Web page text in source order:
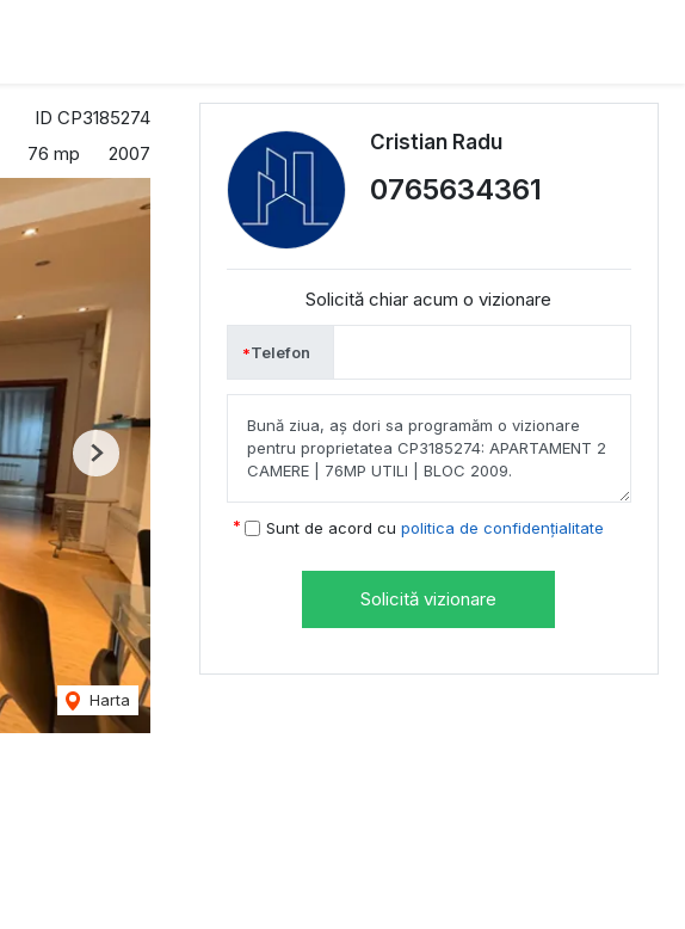
ID CP3185274
76 mp 2007
Harta
Next
Cristian Radu
0765634361
Solicită chiar acum o vizionare
Telefon
Sunt de acord cu politica de confidențialitate
Solicită vizionare